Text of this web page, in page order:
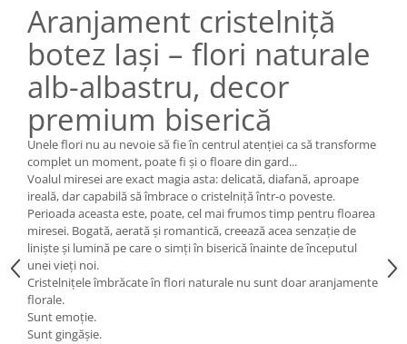
Aranjament cristelniță
botez Iași – flori naturale
alb-albastru, decor
premium biserică
Unele flori nu au nevoie să fie în centrul atenției ca să transforme
complet un moment, poate fi și o floare din gard...
Voalul miresei are exact magia asta: delicată, diafană, aproape
ireală, dar capabilă să îmbrace o cristelniță într-o poveste.
Perioada aceasta este, poate, cel mai frumos timp pentru floarea
miresei. Bogată, aerată și romantică, creează acea senzație de
liniște și lumină pe care o simți în biserică înainte de începutul
unei vieți noi.
Cristelnițele îmbrăcate în flori naturale nu sunt doar aranjamente
florale.
Sunt emoție.
Sunt gingășie.